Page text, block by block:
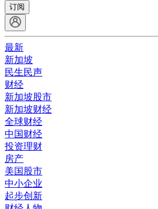
订阅
最新
新加坡
民生民声
财经
新加坡股市
新加坡财经
全球财经
中国财经
投资理财
房产
美国股市
中小企业
起步创新